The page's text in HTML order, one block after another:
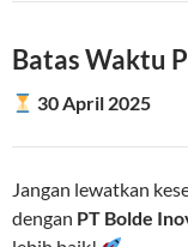
Batas Waktu
30 April 2025
Jangan lewatkan
dengan PT Bolde